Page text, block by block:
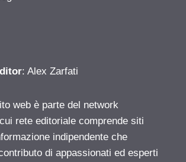
: Alex Zarfati
web è parte del network
rete editoriale comprende siti
indipendente che
di appassionati ed esperti